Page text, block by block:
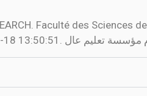
Faculté des Sciences